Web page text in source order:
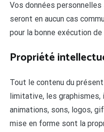
Vos données
seront en aucun cas
pour la bonne exécution
Propriété
Tout le contenu du
limitative, les
animations, sons, logos,
mise en forme sont la